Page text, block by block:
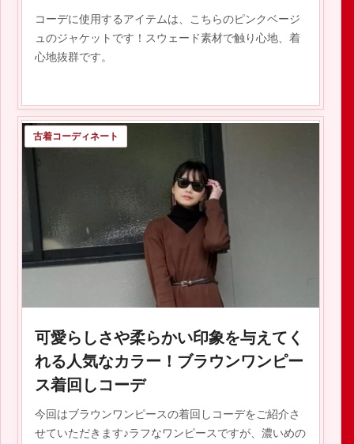
コーデに使用するアイテムは、こちらのピンクベージ
ュのジャケットです！スウェード素材で触り心地、着
心地抜群です。
古着コーディネート
可愛らしさや柔らかい印象を与えてく
れる人気なカラー！ブラウンワンピー
ス着回しコーデ
今回はブラウンワンピースの着回しコーデをご紹介さ
せていただきます♪ラフなワンピースですが、濃いめの